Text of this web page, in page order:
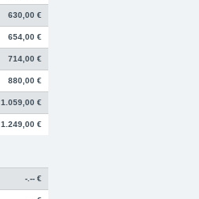
630,00 €
654,00 €
714,00 €
880,00 €
1.059,00 €
1.249,00 €
-.-- €